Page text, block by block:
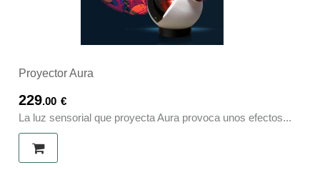
Proyector Aura
229.00 €
La luz sensorial que proyecta Aura provoca unos efectos...